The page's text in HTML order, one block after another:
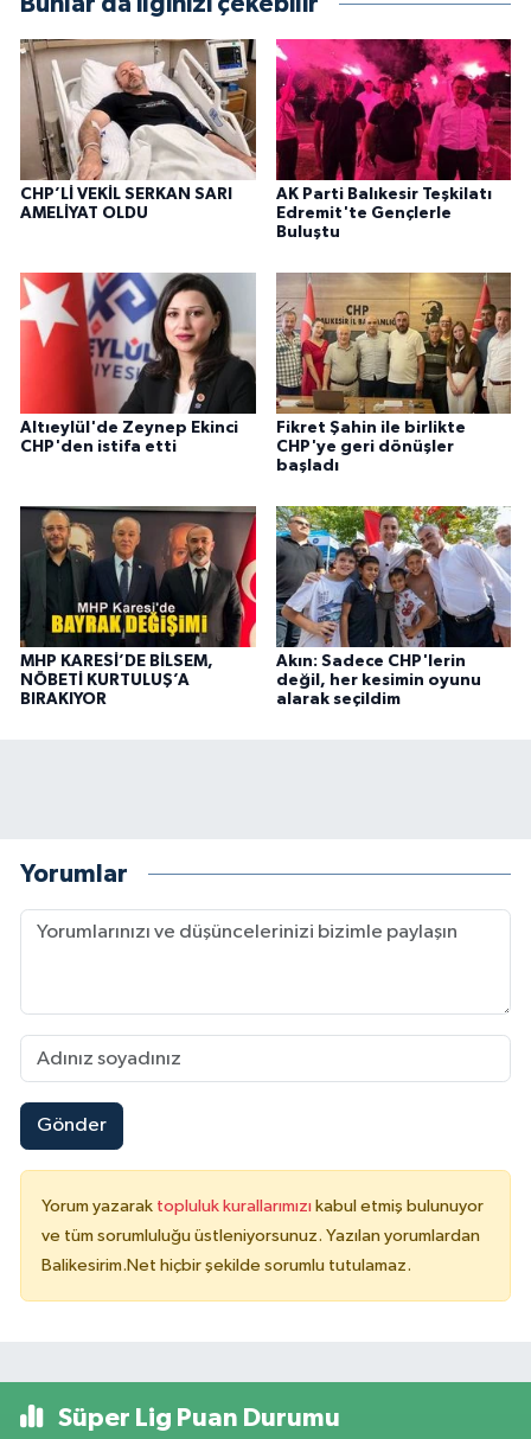
CHP’Lİ VEKİL SERKAN SARI
AMELİYAT OLDU
AK Parti Balıkesir Teşkilatı
Edremit'te Gençlerle
Buluştu
Altıeylül'de Zeynep Ekinci
CHP'den istifa etti
Fikret Şahin ile birlikte
CHP'ye geri dönüşler
başladı
MHP KARESİ’DE BİLSEM,
NÖBETİ KURTULUŞ’A
BIRAKIYOR
Akın: Sadece CHP'lerin
değil, her kesimin oyunu
alarak seçildim
Yorumlar
Gönder
Yorum yazarak topluluk kurallarımızı kabul etmiş bulunuyor
ve tüm sorumluluğu üstleniyorsunuz. Yazılan yorumlardan
Balikesirim.Net hiçbir şekilde sorumlu tutulamaz.
Süper Lig Puan Durumu